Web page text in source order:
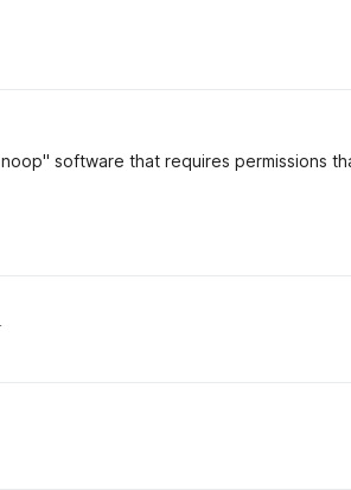
software that requires permissions